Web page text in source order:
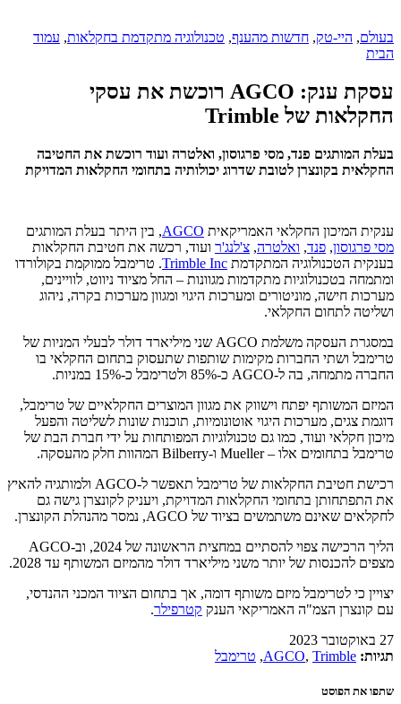
בעולם, היי-טק, חדשות מהענף, טכנולוגיה מתקדמת בחקלאות, עמוד
הבית
עסקת ענק: AGCO רוכשת את עסקי
החקלאות של Trimble
בעלת המותגים פנד, מסי פרגוסון, ואלטרה ועוד רוכשת את החטיבה
החקלאית בקונצרן לטובת שדרוג יכולותיה בתחומי החקלאות המדויקת
ענקית המיכון החקלאי האמריקאית AGCO, בין היתר בעלת המותגים
מסי פרגוסון, פנד, ואלטרה, צ'לנג'ר ועוד, רכשה את חטיבת החקלאות
בענקית הטכנולוגיה המתקדמת Trimble Inc. טרימבל ממוקמת בקולורדו
ומתמחה בטכנולוגיות מתקדמות מגוונות – החל מציוד ניווט, לוויינים,
מערכות חישה, מוניטורים ומערכות היגוי ומגוון מערכות בקרה, ניהוג
ושליטה לתחום החקלאי.
במסגרת העסקה משלמת AGCO שני מיליארד דולר לבעלי המניות של
טרימבל ושתי החברות מקימות שותפות שתעסוק בתחום החקלאי בו
החברה מתמחה, בה ל-AGCO כ-85% ולטרימבל כ-15% במניות.
המיזם המשותף יפתח וישווק את מגוון המוצרים החקלאיים של טרימבל,
דוגמת צגים, מערכות היגוי אוטונומיות, תוכנות שונות לשליטה והפעל
מיכון חקלאי ועוד, כמו גם טכנולוגיות המפותחות על ידי חברת הבת של
טרימבל בתחומים אלו – Mueller ו-Bilberry המהוות חלק מהעסקה.
רכישת חטיבת החקלאות של טרימבל תאפשר ל-AGCO ולמותגיה להאיץ
את התפתחותן בתחומי החקלאות המדויקת, ויעניק לקונצרן גישה גם
לחקלאים שאינם משתמשים בציוד של AGCO, נמסר מהנהלת הקונצרן.
הליך הרכישה צפוי להסתיים במחצית הראשונה של 2024, וב-AGCO
מצפים להכנסות של יותר משני מיליארד דולר מהמיזם המשותף עד 2028.
יצויין כי לטרימבל מיזם משותף דומה, אך בתחום הציוד המכני ההנדסי,
עם קונצרן הצמ"ה האמריקאי הענק קטרפילר.
27 באוקטובר 2023
תגיות:
AGCO, Trimble
, טרימבל
שתפו את הפוסט